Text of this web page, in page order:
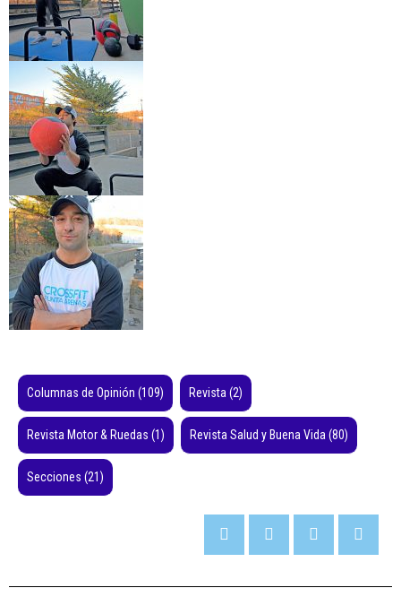
Columnas de Opinión (109) Revista (2)
Revista Motor & Ruedas (1) Revista Salud y Buena Vida (80)
Secciones (21)